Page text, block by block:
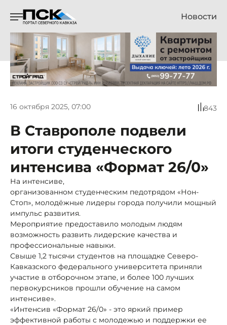
Новости
16 октября 2025, 07:00 843
В Ставрополе подвели
итоги студенческого
интенсива «Формат 26/0»
На интенсиве,
организованном студенческим педотрядом «Нон-
Стоп», молодёжные лидеры города получили мощный
импульс развития.
Мероприятие предоставило молодым людям
возможность развить лидерские качества и
профессиональные навыки.
Свыше 1,2 тысячи студентов на площадке Северо-
Кавказского федерального университета приняли
участие в отборочном этапе, и более 100 лучших
первокурсников прошли обучение на самом
интенсиве».
«Интенсив «Формат 26/0» - это яркий пример
эффективной работы с молодежью и поддержки ее